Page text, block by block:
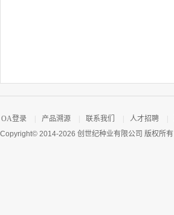
OA登录 产品溯源 联系我们 人才招聘
Copyright© 2014-2026 创世纪种业有限公司 版权所有